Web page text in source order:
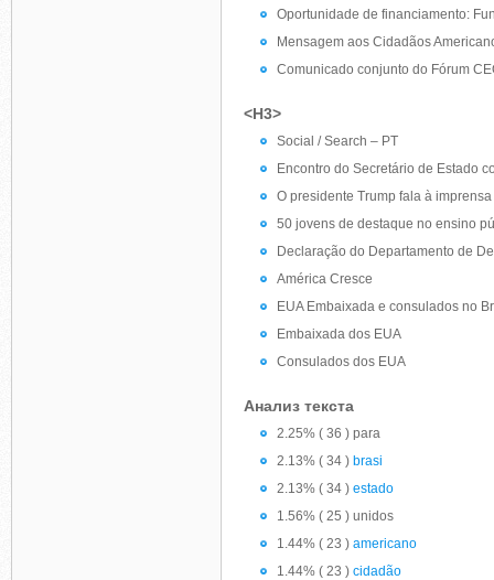
Oportunidade de financiamento:
Mensagem aos Cidadãos
Comunicado conjunto do Fórum
<H3>
Social / Search – PT
Encontro do Secretário de Estado
O presidente Trump fala à
50 jovens de destaque no ensino
Declaração do Departamento de
América Cresce
EUA Embaixada e consulados no
Embaixada dos EUA
Consulados dos EUA
Анализ текста
2.25% ( 36 ) para
2.13% ( 34 ) brasi
2.13% ( 34 ) estado
1.56% ( 25 ) unidos
1.44% ( 23 ) americano
1.44% ( 23 ) cidadão